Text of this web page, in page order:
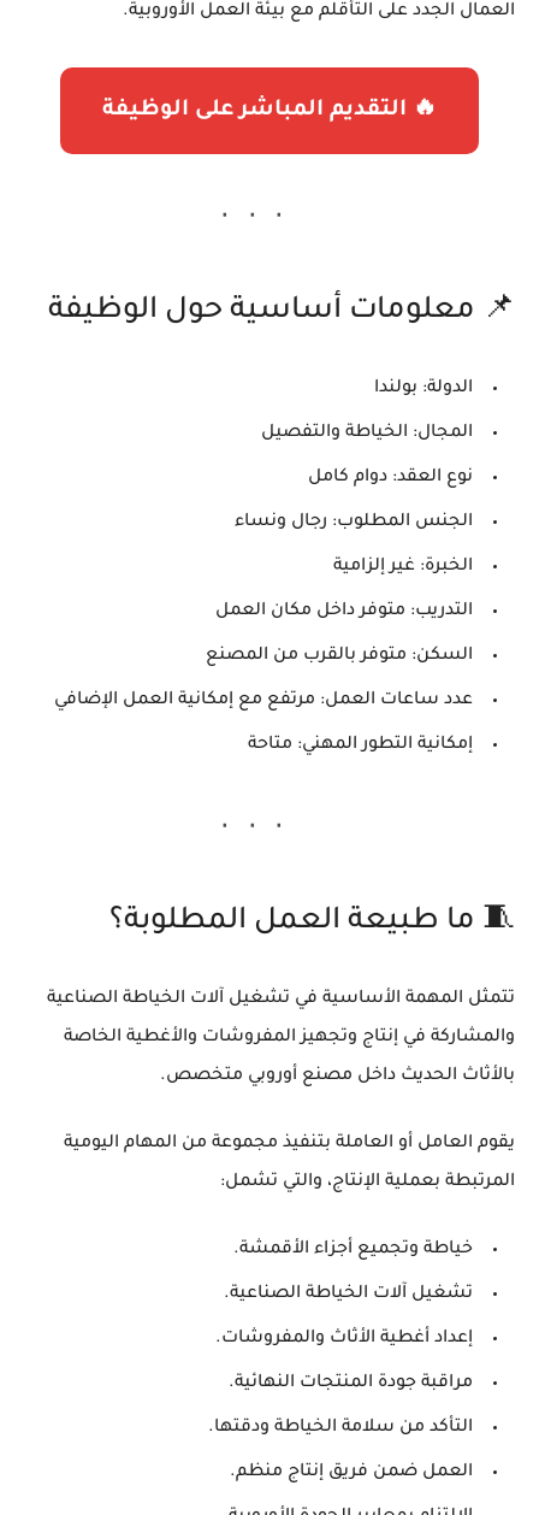
العمال الجدد على التأقلم مع بيئة العمل الأوروبية.
🔥 التقديم المباشر على الوظيفة
📌 معلومات أساسية حول الوظيفة
الدولة: بولندا
المجال: الخياطة والتفصيل
نوع العقد: دوام كامل
الجنس المطلوب: رجال ونساء
الخبرة: غير إلزامية
التدريب: متوفر داخل مكان العمل
السكن: متوفر بالقرب من المصنع
عدد ساعات العمل: مرتفع مع إمكانية العمل الإضافي
إمكانية التطور المهني: متاحة
🧵 ما طبيعة العمل المطلوبة؟
تتمثل المهمة الأساسية في تشغيل آلات الخياطة الصناعية
والمشاركة في إنتاج وتجهيز المفروشات والأغطية الخاصة
بالأثاث الحديث داخل مصنع أوروبي متخصص.
يقوم العامل أو العاملة بتنفيذ مجموعة من المهام اليومية
المرتبطة بعملية الإنتاج، والتي تشمل:
خياطة وتجميع أجزاء الأقمشة.
تشغيل آلات الخياطة الصناعية.
إعداد أغطية الأثاث والمفروشات.
مراقبة جودة المنتجات النهائية.
التأكد من سلامة الخياطة ودقتها.
العمل ضمن فريق إنتاج منظم.